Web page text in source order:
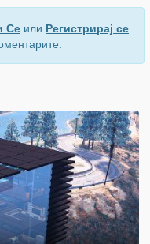
Се или Регистрирај се